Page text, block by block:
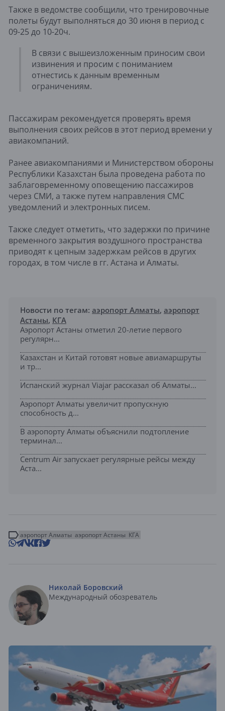
Также в ведомстве сообщили, что тренировочные
полеты будут выполняться до 30 июня в период с
09-25 до 10-20ч.
В связи с вышеизложенным приносим свои
извинения и просим с пониманием
отнестись к данным временным
ограничениям.
Пассажирам рекомендуется проверять время
выполнения своих рейсов в этот период времени у
авиакомпаний.
Ранее авиакомпаниями и Министерством обороны
Республики Казахстан была проведена работа по
заблаговременному оповещению пассажиров
через СМИ, а также путем направления СМС
уведомлений и электронных писем.
Также следует отметить, что задержки по причине
временного закрытия воздушного пространства
приводят к цепным задержкам рейсов в других
городах, в том числе в гг. Астана и Алматы.
Новости по тегам: аэропорт Алматы, аэропорт
Астаны, КГА
Аэропорт Астаны отметил 20-летие первого
регулярн...
Казахстан и Китай готовят новые авиамаршруты
и тр...
Испанский журнал Viajar рассказал об Алматы...
Аэропорт Алматы увеличит пропускную
способность д...
В аэропорту Алматы объяснили подтопление
терминал...
Centrum Air запускает регулярные рейсы между
Аста...
аэропорт Алматы аэропорт Астаны КГА
Николай Боровский
Международный обозреватель